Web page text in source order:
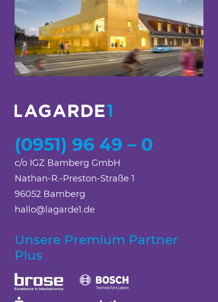
(0951) 96 49 – 0
c/o IGZ Bamberg GmbH
Nathan-R.-Preston-Straße 1
96052 Bamberg
hallo@lagarde1.de
Unsere Premium Partner
Plus